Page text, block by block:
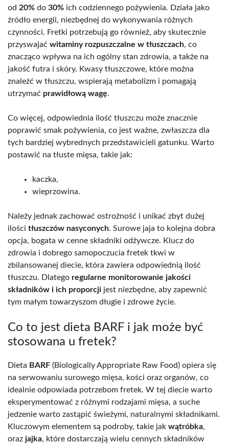
od 20% do 30% ich codziennego pożywienia. Działa jako
źródło energii, niezbędnej do wykonywania różnych
czynności. Fretki potrzebują go również, aby skutecznie
przyswajać witaminy rozpuszczalne w tłuszczach, co
znacząco wpływa na ich ogólny stan zdrowia, a także na
jakość futra i skóry. Kwasy tłuszczowe, które można
znaleźć w tłuszczu, wspierają metabolizm i pomagają
utrzymać prawidłową wagę.
Co więcej, odpowiednia ilość tłuszczu może znacznie
poprawić smak pożywienia, co jest ważne, zwłaszcza dla
tych bardziej wybrednych przedstawicieli gatunku. Warto
postawić na tłuste mięsa, takie jak:
kaczka,
wieprzowina.
Należy jednak zachować ostrożność i unikać zbyt dużej
ilości tłuszczów nasyconych. Surowe jaja to kolejna dobra
opcja, bogata w cenne składniki odżywcze. Klucz do
zdrowia i dobrego samopoczucia fretek tkwi w
zbilansowanej diecie, która zawiera odpowiednią ilość
tłuszczu. Dlatego regularne monitorowanie jakości
składników i ich proporcji jest niezbędne, aby zapewnić
tym małym towarzyszom długie i zdrowe życie.
Co to jest dieta BARF i jak może być
stosowana u fretek?
Dieta BARF (Biologically Appropriate Raw Food) opiera się
na serwowaniu surowego mięsa, kości oraz organów, co
idealnie odpowiada potrzebom fretek. W tej diecie warto
eksperymentować z różnymi rodzajami mięsa, a suche
jedzenie warto zastąpić świeżymi, naturalnymi składnikami.
Kluczowym elementem są podroby, takie jak wątróbka,
oraz jajka, które dostarczają wielu cennych składników